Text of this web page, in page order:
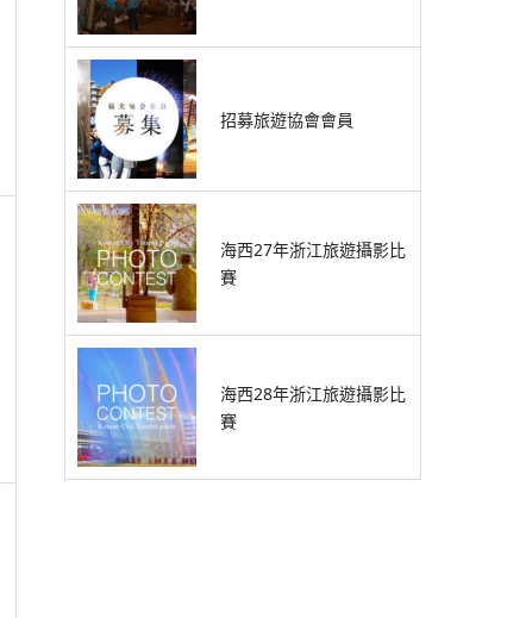
招募旅遊協會會員
海西27年浙江旅遊攝影比
賽
海西28年浙江旅遊攝影比
賽